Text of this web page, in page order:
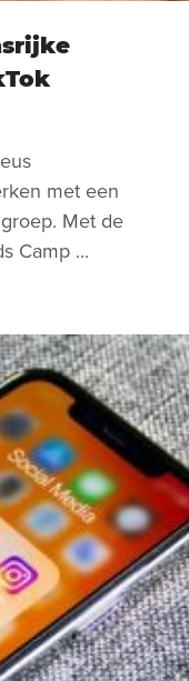
met een
Met de
Camp ...